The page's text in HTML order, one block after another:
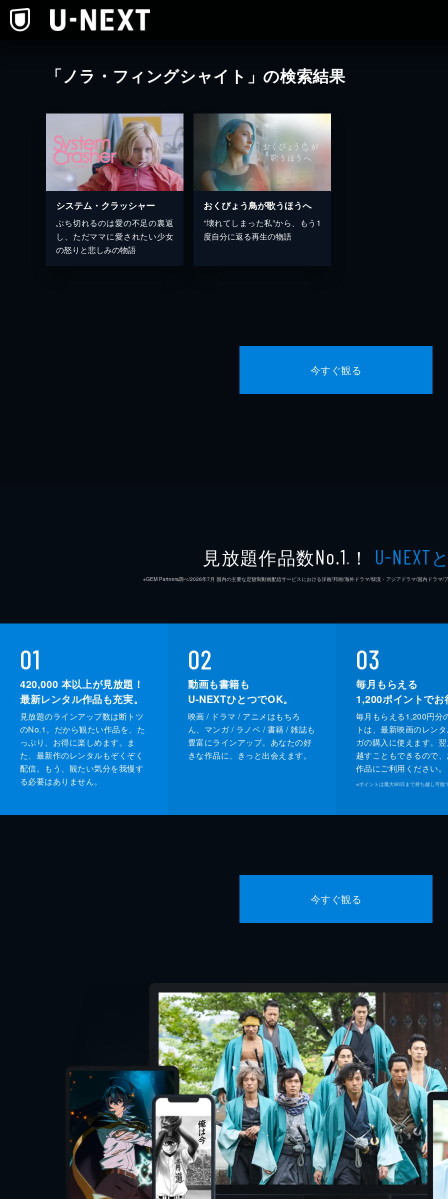
「ノラ・フィングシャイト」の検索結果
システム・クラッシャー
ぶち切れるのは愛の不足の裏返
し、ただママに愛されたい少女
の怒りと悲しみの物語
おくびょう鳥が歌うほうへ
“壊れてしまった私”から、もう1
度自分に返る再生の物語
今すぐ観る
見放題作品数No.1 ※ ！ U-NEXT
※GEM Partners調べ/2026年7⽉ 国内の主要な定額制動画配信サービスにおける洋画/邦画/海外ドラマ/韓流・アジアドラマ/国内ドラマ/
01
420,000 本以上が見放題！
最新レンタル作品も充実。
見放題のラインアップ数は断トツ
のNo.1。だから観たい作品を、た
っぷり、お得に楽しめます。ま
た、最新作のレンタルもぞくぞく
配信。もう、観たい気分を我慢す
る必要はありません。
02
動画も書籍も
U-NEXTひとつでOK。
映画 / ドラマ / アニメはもちろ
ん、マンガ / ラノベ / 書籍 / 雑誌も
豊富にラインアップ。あなたの好
きな作品に、きっと出会えます。
03
毎月もらえる
1,200ポイントでお
毎月もらえる1,200円分
トは、最新映画のレン
ガの購入に使えます。
越すこともできるので
作品にご利用ください。
※ポイントは最大90日まで持ち越し可能
今すぐ観る